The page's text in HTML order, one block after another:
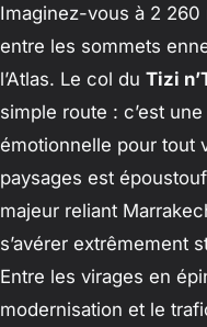
Imaginez-vous à 2 260
entre les sommets
l’Atlas. Le col du Tizi
simple route : c’est
émotionnelle pour tout
paysages est
majeur reliant
s’avérer extrêmement
Entre les virages en
modernisation et le